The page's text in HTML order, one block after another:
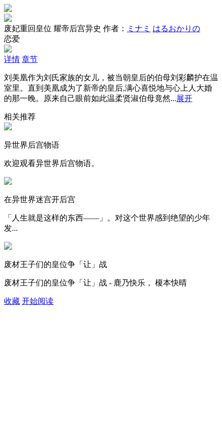
废妃重回皇位 耀帝后宫异史 作者： ミナミ はるおかりの
恋爱
详情 章节
刘美凰作为刘氏家族的女儿，被当朝皇后的伯母刘彩麟护在温
室里。直到美凰成为了新帝的皇后,满心喜悦地与心上人大婚
的那一晚。原来自己眼前如此温柔贤淑伯母竟然...展开
相关推荐
异世界后宫物语
欢迎观看异世界后宫物语。
在异世界迷宫开后宫
「人生就是这样的东西――」。对这个世界感到绝望的少年
发...
废材王子们的皇位争「让」战
废材王子们的皇位争「让」战 - 鹿乃快乐， 榎本快晴
收藏 开始阅读